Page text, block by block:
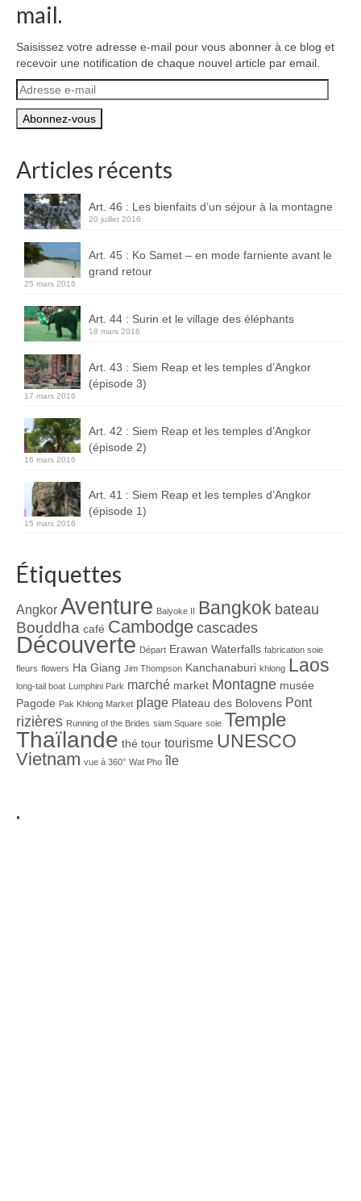
Blog
Catégories
Boucles d’articles
Commentaires récents
Archives des articles
Nuage d’étiquettes
Flux RSS : Les articles
Images à la Une
Menu
mail.
Saisissez votre adresse e-mail pour vous abonner à ce blog et
recevoir une notification de chaque nouvel article par email.
Adresse
e-
mail
Articles récents
Art. 46 : Les bienfaits d’un séjour à la montagne
20 juillet 2016
Art. 45 : Ko Samet – en mode farniente avant le
grand retour
25 mars 2016
Art. 44 : Surin et le village des éléphants
18 mars 2016
Art. 43 : Siem Reap et les temples d’Angkor
(épisode 3)
17 mars 2016
Art. 42 : Siem Reap et les temples d’Angkor
(épisode 2)
16 mars 2016
Art. 41 : Siem Reap et les temples d’Angkor
(épisode 1)
15 mars 2016
Étiquettes
Angkor Aventure Baiyoke II Bangkok bateau
Bouddha café Cambodge cascades
Découverte Départ Erawan Waterfalls fabrication soie
fleurs flowers Ha Giang Jim Thompson Kanchanaburi khlong Laos
long-tail boat Lumphini Park marché market Montagne musée
Pagode Pak Khlong Market plage Plateau des Bolovens Pont
rizières Running of the Brides siam Square soie Temple
Thaïlande thé tour tourisme UNESCO
Vietnam vue à 360° Wat Pho île
.